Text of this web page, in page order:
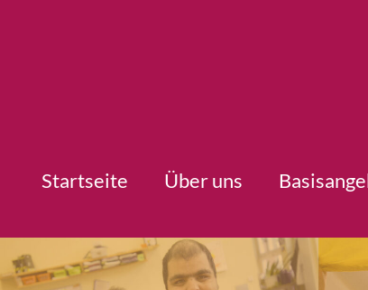
Startseite Über uns